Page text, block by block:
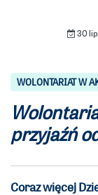
30
WOLONTARIAT W
przyjaźń
Coraz więcej